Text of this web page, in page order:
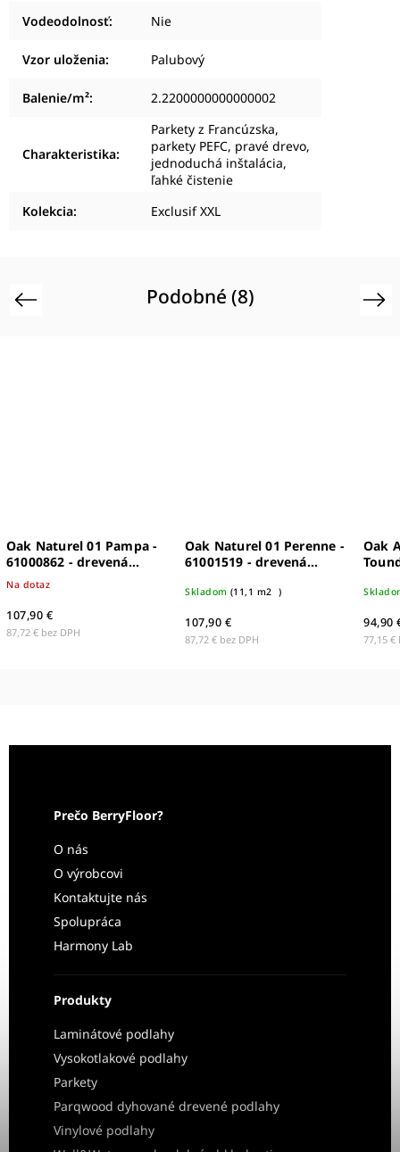
Vodeodolnosť: Nie
Vzor uloženia: Palubový
Balenie/m²: 2.2200000000000002
Charakteristika:
Parkety z Francúzska,
parkety PEFC, pravé drevo,
jednoduchá inštalácia,
ľahké čistenie
Kolekcia: Exclusif XXL
Podobné (8)
Previous
Oak Naturel 01 Pampa -
61000862 - drevená
podlaha
Na dotaz
87,72 € bez DPH
107,90 €
Oak Naturel 01 Perenne -
61001519 - drevená
Skladom (11,1 m2 )
87,72 € bez DPH
107,90 €
Oak
77,15 €
94,90
Next
Prečo BerryFloor?
O nás
O výrobcovi
Kontaktujte nás
Spolupráca
Harmony Lab
Produkty
Laminátové podlahy
Vysokotlakové podlahy
Parkety
Parqwood dyhované drevené podlahy
Vinylové podlahy